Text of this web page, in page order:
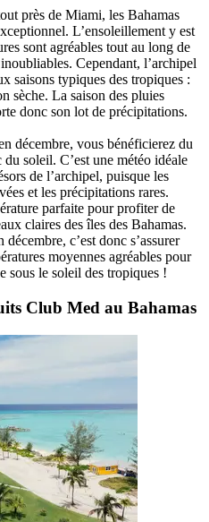
près de Miami, les Bahamas
L’ensoleillement y est
sont agréables tout au long de
Cependant, l’archipel
saisons typiques des tropiques :
sèche. La saison des pluies
donc son lot de précipitations.
décembre, vous bénéficierez du
soleil. C’est une météo idéale
de l’archipel, puisque les
et les précipitations rares.
parfaite pour profiter de
claires des îles des Bahamas.
c’est donc s’assurer
moyennes agréables pour
sous le soleil des tropiques !
Club Med au Bahamas